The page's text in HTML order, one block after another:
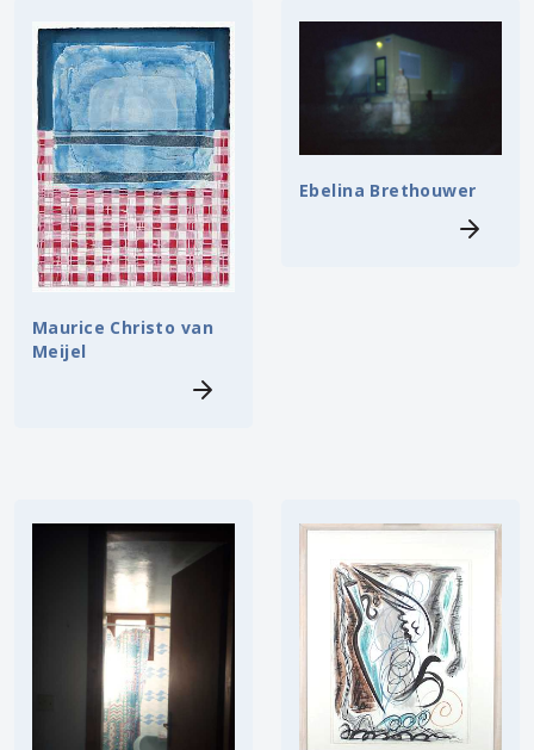
Maurice Christo van
Meijel
Ebelina Brethouwer